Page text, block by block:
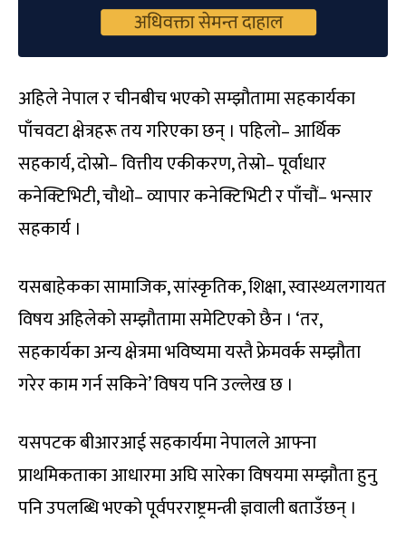
अहिले नेपाल र चीनबीच भएको सम्झौतामा सहकार्यका
पाँचवटा क्षेत्रहरू तय गरिएका छन् । पहिलो– आर्थिक
सहकार्य, दोस्रो– वित्तीय एकीकरण, तेस्रो– पूर्वाधार
कनेक्टिभिटी, चौथो– व्यापार कनेक्टिभिटी र पाँचौं– भन्सार
सहकार्य ।
यसबाहेकका सामाजिक, सांस्कृतिक, शिक्षा, स्वास्थ्यलगायत
विषय अहिलेको सम्झौतामा समेटिएको छैन । ‘तर,
सहकार्यका अन्य क्षेत्रमा भविष्यमा यस्तै फ्रेमवर्क सम्झौता
गरेर काम गर्न सकिने’ विषय पनि उल्लेख छ ।
यसपटक बीआरआई सहकार्यमा नेपालले आफ्ना
प्राथमिकताका आधारमा अघि सारेका विषयमा सम्झौता हुनु
पनि उपलब्धि भएको पूर्वपरराष्ट्रमन्त्री ज्ञवाली बताउँछन् ।